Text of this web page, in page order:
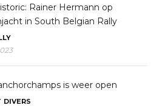
Rainer Hermann op
in South Belgian Rally
is weer open
DIVERS